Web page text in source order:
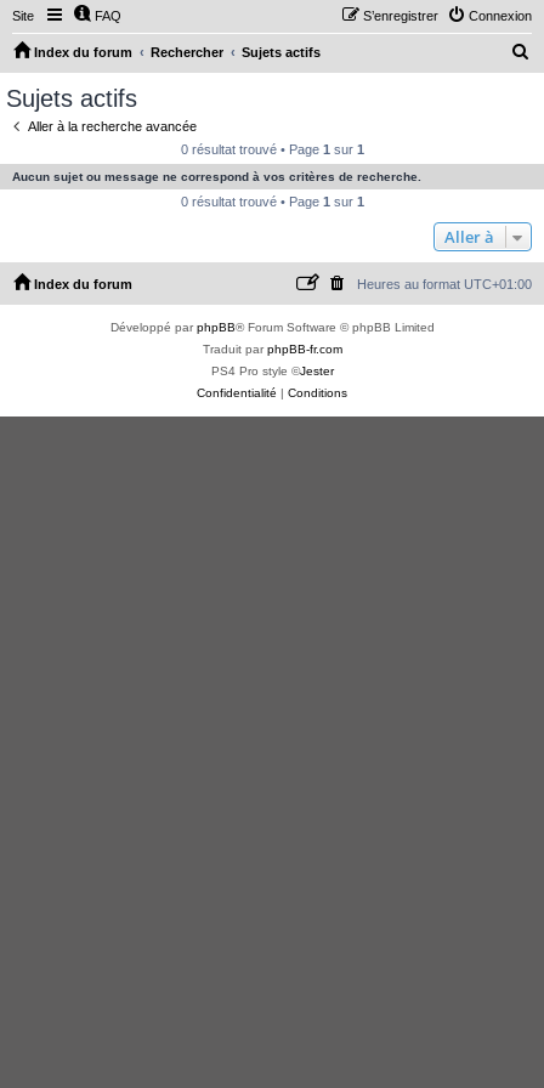
Site FAQ Connexion
S’enregistrer
Index du forum Rechercher Sujets actifs
e
c
e
Sujets actifs
Aller à la recherche avancée
0 résultat trouvé • Page 1 sur 1
Aucun sujet ou message ne correspond à vos critères de recherche.
0 résultat trouvé • Page 1 sur 1
Aller à
Index du forum Heures au format UTC+01:00
Développé parphpBB® Forum Software © phpBB Limited
Traduit parphpBB-fr.com
PS4 Pro style ©Jester
Confidentialité | Conditions